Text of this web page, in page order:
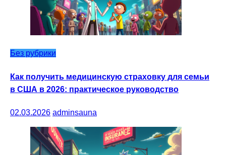
Без рубрики
Как получить медицинскую страховку для семьи
в США в 2026: практическое руководство
02.03.2026 adminsauna